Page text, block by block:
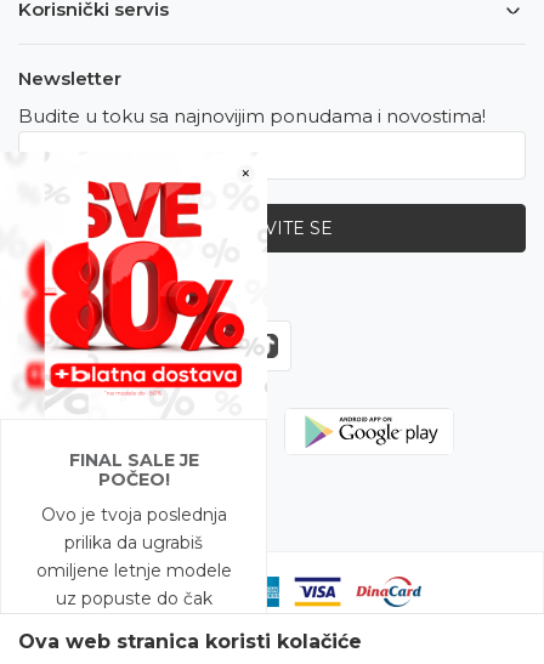
×
FINAL SALE JE
POČEO!
Ovo je tvoja poslednja
prilika da ugrabiš
omiljene letnje modele
uz popuste do čak
Korisnički servis
Newsletter
Budite u toku sa najnovijim ponudama i novostima!
PRIJAVITE SE
Zapratite nas
Ova web stranica koristi kolačiće